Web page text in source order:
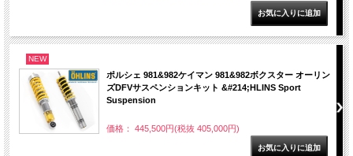
NEW
ポルシェ 981&982ケイマン 981&982ボクスター オーリン
ズDFVサスペンションキット &#214;HLINS Sport
Suspension
価格： 445,500円(税抜 405,000円)